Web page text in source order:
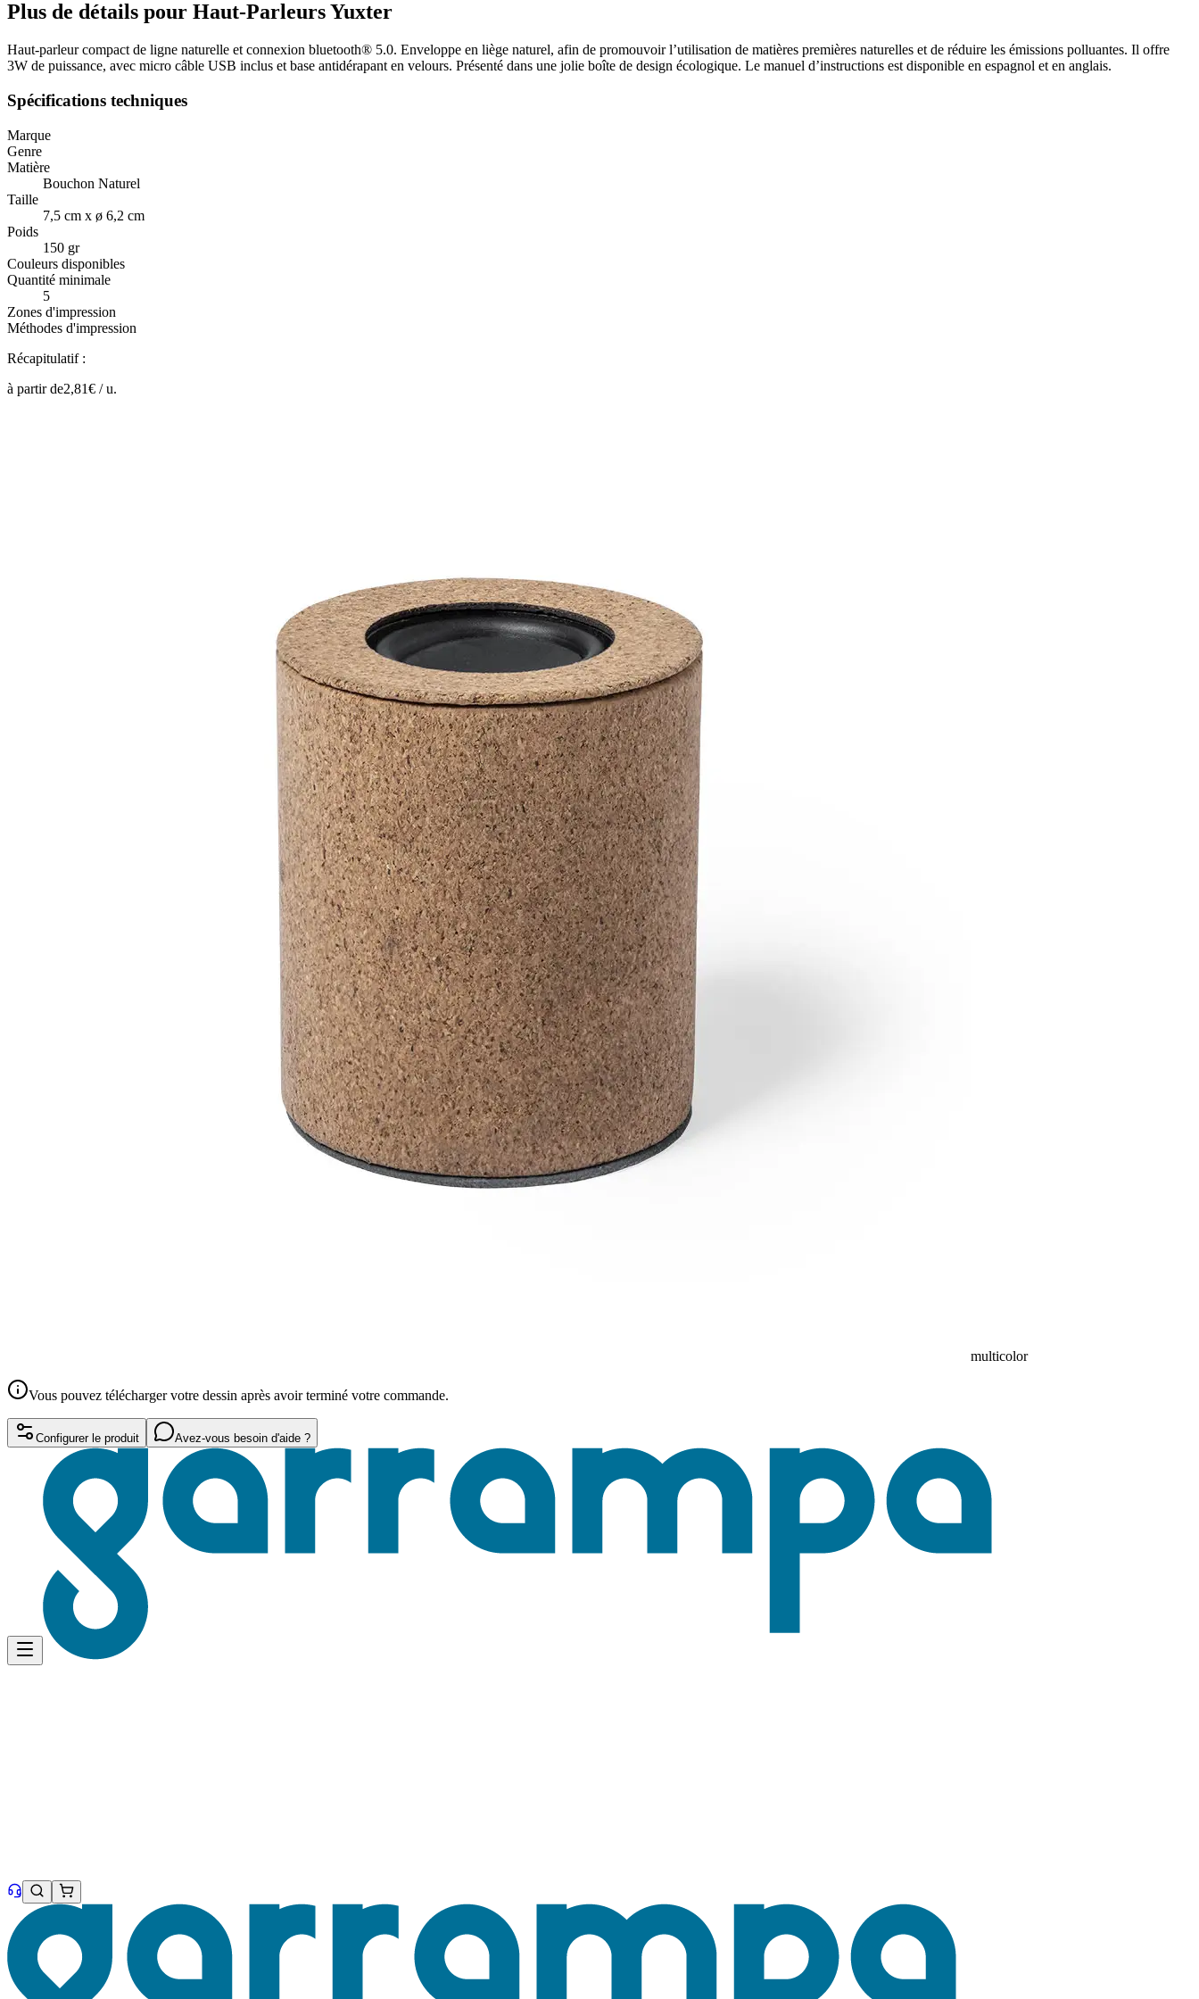
Plus de détails pour Haut-Parleurs Yuxter
Haut-parleur compact de ligne naturelle et connexion bluetooth® 5.0. Enveloppe en liège naturel, afin de promouvoir l’utilisation de matières premières naturelles et de réduire les émissions polluantes. Il offre
3W de puissance, avec micro câble USB inclus et base antidérapant en velours. Présenté dans une jolie boîte de design écologique. Le manuel d’instructions est disponible en espagnol et en anglais.
Spécifications techniques
Marque
Genre
Matière
Bouchon Naturel
Taille
7,5 cm x ø 6,2 cm
Poids
150 gr
Couleurs disponibles
Quantité minimale
5
Zones d'impression
Méthodes d'impression
Récapitulatif :
à partir de2,81€ /u.
multicolor
Vous pouvez télécharger votre dessin après avoir terminé votre commande.
Configurer le produit Avez-vous besoin d'aide ?